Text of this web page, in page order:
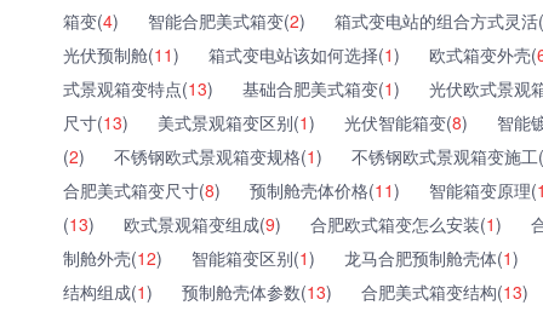
箱变(4) 智能合肥美式箱变(2)
箱式变电站的组合方式灵活(
光伏预制舱(11) 箱式变电站该如何选择(1) 欧式箱变外壳(
式景观箱变特点(13) 基础合肥美式箱变(1)
光伏欧式景观
尺寸(13) 美式景观箱变区别(1) 光伏智能箱变(8)
智能
(2) 不锈钢欧式景观箱变规格(1)
不锈钢欧式景观箱变施工(
合肥美式箱变尺寸(8) 预制舱壳体价格(11) 智能箱变原理(
(13) 欧式景观箱变组成(9) 合肥欧式箱变怎么安装(1)
制舱外壳(12) 智能箱变区别(1) 龙马合肥预制舱壳体(1)
结构组成(1) 预制舱壳体参数(13) 合肥美式箱变结构(13)